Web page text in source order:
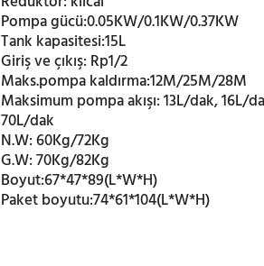
Pompa gücü:0.05KW/0.1KW/0.37KW
Tank kapasitesi:15L
Giriş ve çıkış:Rp1/2
Maks.pompa kaldırma:12M/25M/28M
Maksimum pompa akışı:13L/dak, 16L/
70L/dak
N.W:60Kg/72Kg
G.W:70Kg/82Kg
Boyut:67*47*89(L*W*H)
Paket boyutu:74*61*104(L*W*H)